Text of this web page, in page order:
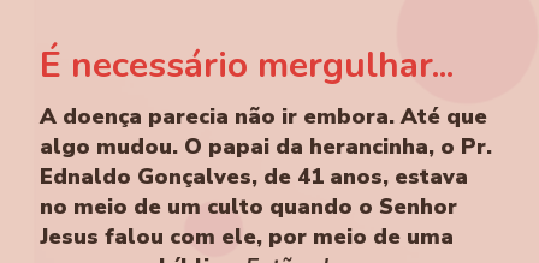
É necessário mergulhar...
A doença parecia não ir embora. Até que
algo mudou. O papai da herancinha, o Pr.
Ednaldo Gonçalves, de 41 anos, estava
no meio de um culto quando o Senhor
Jesus falou com ele, por meio de uma